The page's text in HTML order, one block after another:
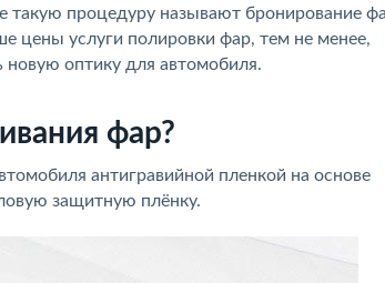
такую процедуру называют бронирование
цены услуги полировки фар, тем не менее,
новую оптику для автомобиля.
фар?
антигравийной пленкой на основе
защитную плёнку.